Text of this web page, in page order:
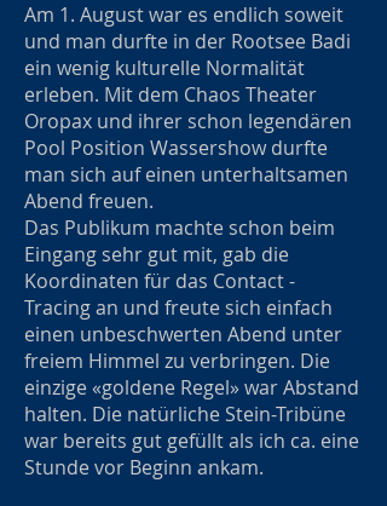
Am 1. August war es endlich soweit
und man durfte in der Rootsee Badi
ein wenig kulturelle Normalität
erleben. Mit dem Chaos Theater
Oropax und ihrer schon legendären
Pool Position Wassershow durfte
man sich auf einen unterhaltsamen
Abend freuen.
Das Publikum machte schon beim
Eingang sehr gut mit, gab die
Koordinaten für das Contact -
Tracing an und freute sich einfach
einen unbeschwerten Abend unter
freiem Himmel zu verbringen. Die
einzige «goldene Regel» war Abstand
halten. Die natürliche Stein-Tribüne
war bereits gut gefüllt als ich ca. eine
Stunde vor Beginn ankam.